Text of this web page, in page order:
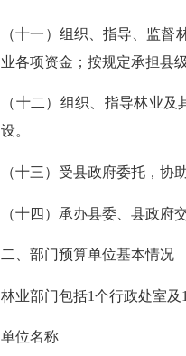
（十一）组织、指导、监
业各项资金；按规定承担县
（十二）组织、指导林业
设。
（十三）受县政府委托，协
（十四）承办县委、县政府
二、部门预算单位基本情况
林业部门包括1个行政处室
单位名称